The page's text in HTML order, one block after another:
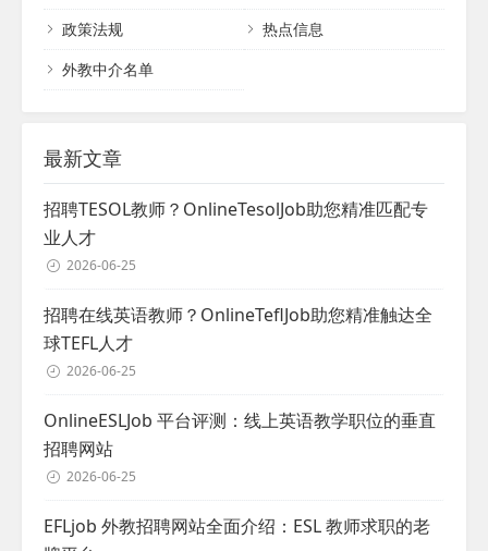
政策法规
热点信息
外教中介名单
最新文章
招聘TESOL教师？OnlineTesolJob助您精准匹配专
业人才
2026-06-25
招聘在线英语教师？OnlineTeflJob助您精准触达全
球TEFL人才
2026-06-25
OnlineESLJob 平台评测：线上英语教学职位的垂直
招聘网站
2026-06-25
EFLjob 外教招聘网站全面介绍：ESL 教师求职的老